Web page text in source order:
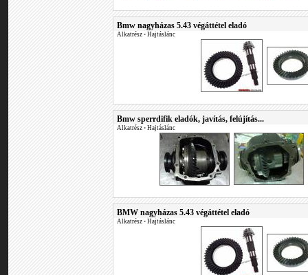
Bmw nagyházas 5.43 végáttétel eladó
Alkatrész • Hajtáslánc
Bmw sperrdifik eladók, javítás, felújítás...
Alkatrész • Hajtáslánc
BMW nagyházas 5.43 végáttétel eladó
Alkatrész • Hajtáslánc